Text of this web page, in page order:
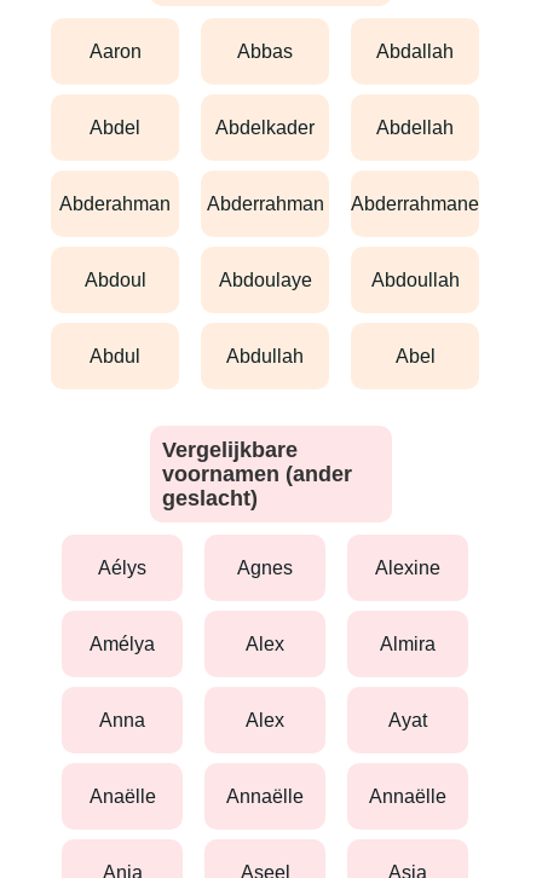
aaron abbas abdallah
abdel abdelkader abdellah
abderahman abderrahman abderrahmane
abdoul abdoulaye abdoullah
abdul abdullah abel
Vergelijkbare
voornamen (ander
geslacht)
aélys agnes alexine
amélya alex almira
anna alex ayat
anaëlle annaëlle annaëlle
ania aseel asia